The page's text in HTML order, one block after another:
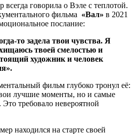
говорила о Вэле с теплотой.
фильма «Вал» в 2021
послание:
то задела твои чувства. Я
твоей смелостью и
художник и человек
фильм глубоко тронул её:
лучшие моменты, но и самые
требовало невероятной
находился на старте своей